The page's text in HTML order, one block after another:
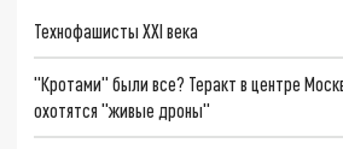
Технофашисты XXI века
"Кротами" были все? Теракт в центре
охотятся "живые дроны"